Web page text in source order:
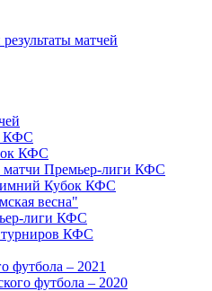
матчей
КФС
КФС
матчи Премьер-лиги КФС
Кубок КФС
весна"
лиги КФС
турниров КФС
футбола – 2021
футбола – 2020